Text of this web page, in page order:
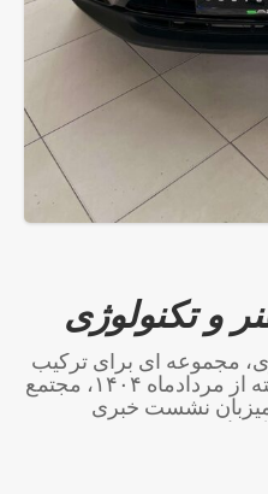
و تکنولوژی
مجموعه ای برای ترکیب
هنر و تکنولوژی. در آخرین هفته از مردادماه ۱۴۰۴، مجتمع
نشست خبری